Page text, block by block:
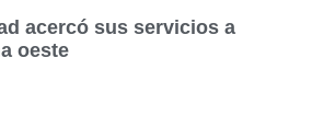
acercó sus servicios a
oeste